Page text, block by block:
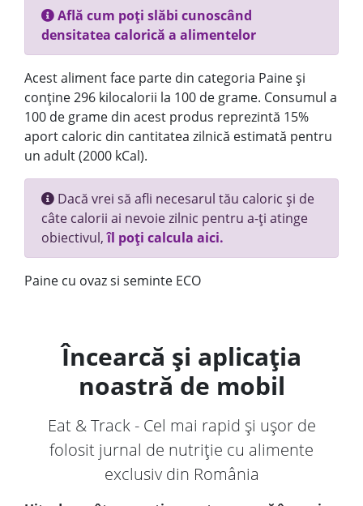
Află cum poți slăbi cunoscând
densitatea calorică a alimentelor
Acest aliment face parte din categoria Paine și
conține 296 kilocalorii la 100 de grame. Consumul a
100 de grame din acest produs reprezintă 15%
aport caloric din cantitatea zilnică estimată pentru
un adult (2000 kCal).
Dacă vrei să afli necesarul tău caloric și de
câte calorii ai nevoie zilnic pentru a-ți atinge
obiectivul,îl poți calcula aici.
Paine cu ovaz si seminte ECO
Încearcă și aplicația
noastră de mobil
Eat & Track - Cel mai rapid și ușor de
folosit jurnal de nutriție cu alimente
exclusiv din România